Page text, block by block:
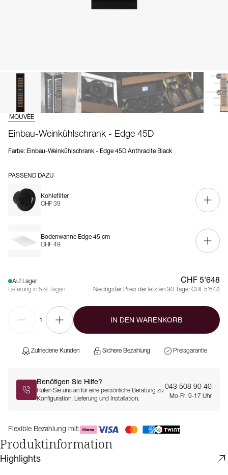
MQUVÉE
Einbau-Weinkühlschrank - Edge 45D
Farbe: Einbau-Weinkühlschrank - Edge 45D Anthracite Black
PASSEND DAZU
Kohlefilter
CHF 39
Bodenwanne Edge 45 cm
CHF 49
Auf Lager
Lieferung in 5-9 Tagen
CHF 5'648
Niedrigster Preis der letzten 30 Tage: CHF 5'648
1 IN DEN WARENKORB
Zufriedene Kunden Sichere Bezahlung Preisgarantie
Benötigen Sie Hilfe?
Rufen Sie uns an für eine persönliche Beratung zu
Konfiguration, Lieferung und Installation.
043 508 90 40
Mo-Fr: 9-17 Uhr
Flexible Bezahlung mit:
Produktinformation
Highlights